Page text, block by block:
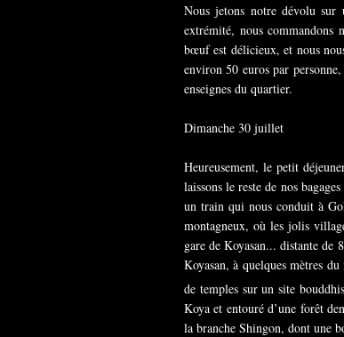
Nous jetons notre dévolu
extrémité, nous commandons
bœuf est délicieux, et nous
environ 50 euros par
enseignes du quartier.
Dimanche 30 juillet
Heureusement, le petit
laissons le reste de nos
un train qui nous conduit à
montagneux, où les jolis
gare de Koyasan... distante
Koyasan, à quelques mètres
de temples sur un site
Koya et entouré d’une forêt
la branche Shingon, dont une